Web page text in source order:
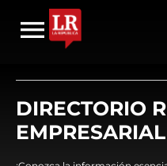
DIRECTORIO
EMPRESARIAL